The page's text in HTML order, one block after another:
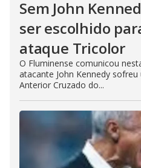
Sem John
ser escolhido
ataque Tricolor
O Fluminense comunicou
atacante John Kennedy
Anterior Cruzado do...